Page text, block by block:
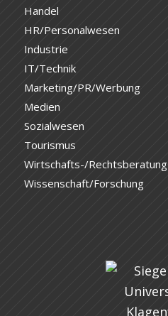
Handel
HR/Personalwesen
Industrie
IT/Technik
Marketing/PR/Werbung
Medien
Sozialwesen
Tourismus
Wirtschafts-/Rechtsberatung
Wissenschaft/Forschung